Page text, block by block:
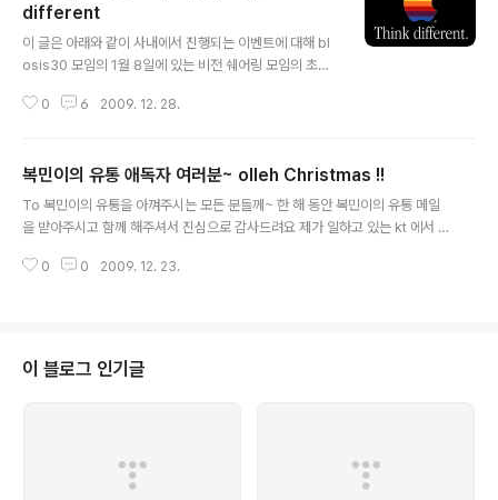
different
이 글은 아래와 같이 사내에서 진행되는 이벤트에 대해 bl
osis30 모임의 1월 8일에 있는 비전 쉐어링 모임의 초안
com/56) 많은 직원분들 중 단 2명만 선정하는데 열심히
-----------------------------------------------
- 안녕하세요! Hello olleh 블로그 오픈 기념으로 대박 이
벤트를 진행합니다. ㅇ 주제: 당신의 비전은 무엇입니까?
죠) ㅇ 제출방법: 상단 또는 하단의 '답변' 버튼을 누르시고,
0 6 2009. 12. 28.
복민이의 유통 애독자 여러분~ olleh Christmas !!
To 복민이의 유통을 아껴주시는 모든 분들께~ 한 해 동안 복민이의 유통 메일
을 받아주시고 함께 해주셔서 진심으로 감사드려요 제가 일하고 있는 kt 에서 o
kt 에도 감사한 마음으로 이렇게 여러분들과 olleh 를 나누게 되었습니다. olle
m
0 0 2009. 12. 23.
이 블로그 인기글